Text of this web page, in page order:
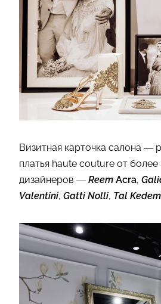
Визитная карточка салона —
платья haute couture от
дизайнеров — Reem Acra,
Valentini, Gatti Nolli, Tal Kedem